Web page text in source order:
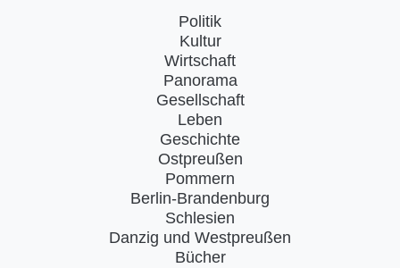
Politik
Kultur
Wirtschaft
Panorama
Gesellschaft
Leben
Geschichte
Ostpreußen
Pommern
Berlin-Brandenburg
Schlesien
Danzig und Westpreußen
Bücher